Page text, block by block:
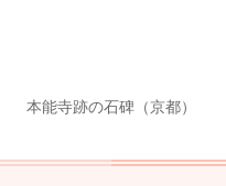
本能寺跡の石碑（京都）